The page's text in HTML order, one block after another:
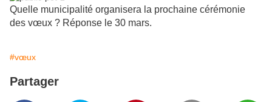
Quelle municipalité organisera la prochaine cérémonie
des vœux ? Réponse le 30 mars.
#vœux
Partager